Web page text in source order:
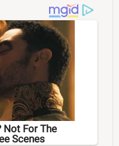
Not For The
Scenes